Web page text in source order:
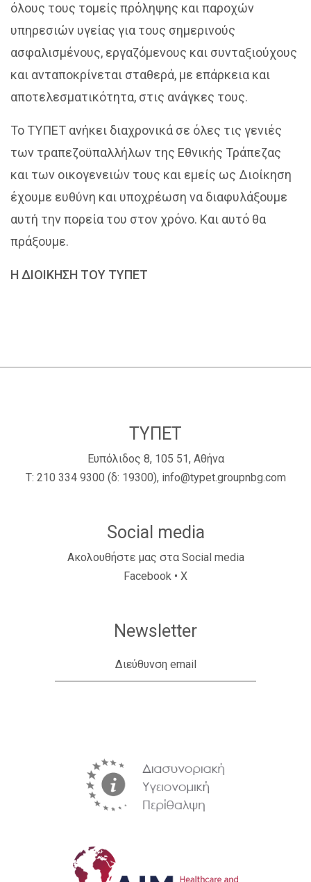
όλους τους τομείς πρόληψης και παροχών
υπηρεσιών υγείας για τους σημερινούς
ασφαλισμένους, εργαζόμενους και συνταξιούχους
και ανταποκρίνεται σταθερά, με επάρκεια και
αποτελεσματικότητα, στις ανάγκες τους.
Το ΤΥΠΕΤ ανήκει διαχρονικά σε όλες τις γενιές
των τραπεζοϋπαλλήλων της Εθνικής Τράπεζας
και των οικογενειών τους και εμείς ως Διοίκηση
έχουμε ευθύνη και υποχρέωση να διαφυλάξουμε
αυτή την πορεία του στον χρόνο. Και αυτό θα
πράξουμε.
Η ΔΙΟΙΚΗΣΗ ΤΟΥ ΤΥΠΕΤ
ΤΥΠΕΤ
Ευπόλιδος 8, 105 51, Αθήνα
Τ: 210 334 9300 (δ: 19300), info@typet.groupnbg.com
Social media
Ακολουθήστε μας στα Social media
Facebook • X
Newsletter
Διεύθυνση email